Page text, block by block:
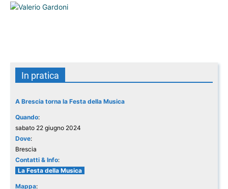
In pratica
A Brescia torna la Festa della Musica
Quando:
sabato 22 giugno 2024
Dove:
Brescia
Contatti & Info:
La Festa della Musica
Mappa: